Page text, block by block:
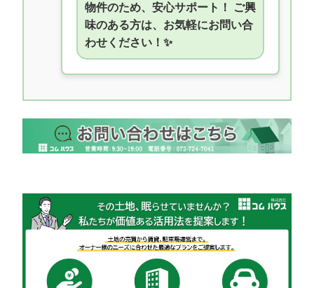
物件のため、安心サポート！ ご興
味のある方は、お気軽にお問い合
わせください！✨